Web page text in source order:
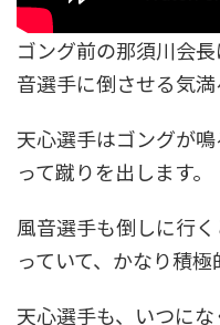
ゴング前の那須川会
音選手に倒させる気満
天心選手はゴングが
って蹴りを出します。
風音選手も倒しに行
っていて、かなり積極
天心選手も、いつに